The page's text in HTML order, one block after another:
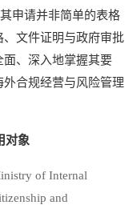
申请并非简单的表格
文件证明与政府审批
、深入地掌握其要
合规经营与风险管理
对象
of Internal
and